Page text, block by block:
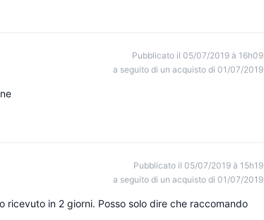
Pubblicato il 05/07/2019 à 16h09
a seguito di un acquisto di 01/07/2019
Pubblicato il 05/07/2019 à 15h19
a seguito di un acquisto di 01/07/2019
in 2 giorni. Posso solo dire che raccomando